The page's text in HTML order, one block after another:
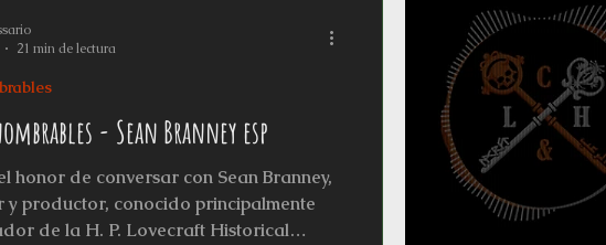
- Sean Branney esp
honor de conversar con Sean Branney,
y productor, conocido principalmente
de la H. P. Lovecraft Historical
21 min de lectura